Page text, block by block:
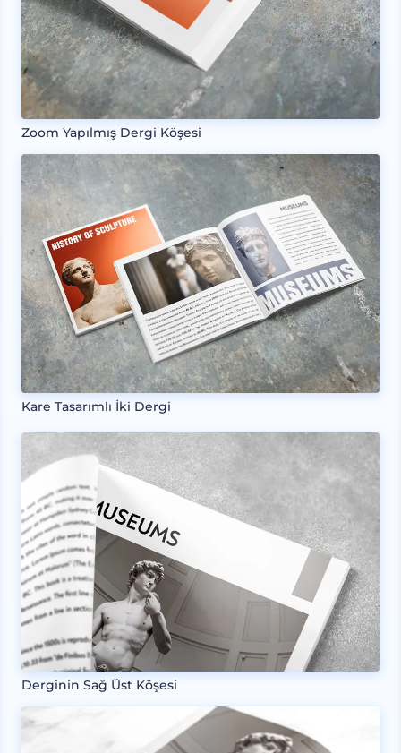
Zoom Yapılmış Dergi Köşesi
Kare Tasarımlı İki Dergi
Derginin Sağ Üst Köşesi